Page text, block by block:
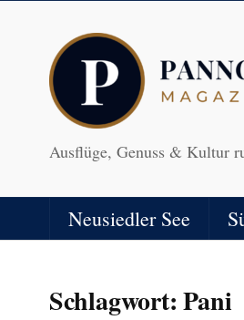
Ausflüge, Genuss & Kultur
Neusiedler See
Schlagwort:Pani